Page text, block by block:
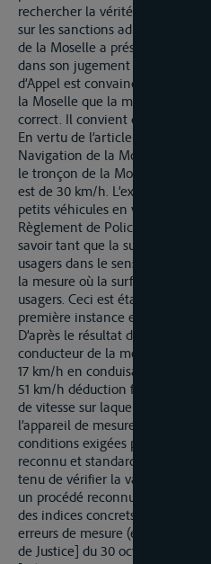
rechercher la vérité (article 77
sur les sanctions
de la Moselle a présenté les
dans son jugement auquel il est
d’Appel est convaincu comme
la Moselle que la mesure de la
correct. Il convient de résumer
En vertu de l’article 8.01bis
Navigation de la Moselle, la
le tronçon de la Moselle sur
est de 30 km/h. L’exception à
petits véhicules en vertu de
Règlement de Police pour la
savoir tant que la surface de
usagers dans le sens de la
la mesure où la surface de l’eau
usagers. Ceci est établi d’après
première instance et n’est pas
D’après le résultat de la mesure,
conducteur de la motomarine,
17 km/h en conduisant à une
51 km/h déduction faite de la
de vitesse sur laquelle se base
l’appareil de mesure laser RIEGL
conditions exigées par un
reconnu et standardisé. Dans un
tenu de vérifier la validité des
un procédé reconnu et
des indices concrets permettant
erreurs de mesure (entre autres
de Justice] du 30 octobre 1997 - 4